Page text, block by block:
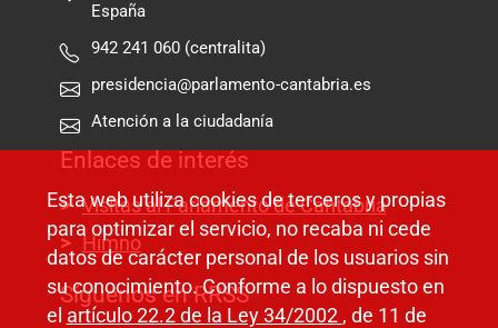
España
942 241 060 (centralita)
presidencia@parlamento-cantabria.es
Atención a la ciudadanía
Enlaces de interés
Visitas al Parlamento de Cantabria
Himno
Síguenos en RRSS
Esta web utiliza cookies de terceros y propias
para optimizar el servicio, no recaba ni cede
datos de carácter personal de los usuarios sin
su conocimiento. Conforme a lo dispuesto en
el artículo 22.2 de la Ley 34/2002 , de 11 de